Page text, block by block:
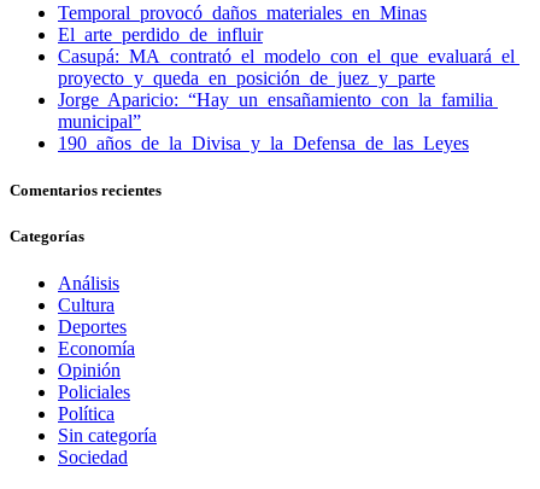
Temporal provocó daños materiales en Minas
El arte perdido de influir
Casupá: MA contrató el modelo con el que evaluará el
proyecto y queda en posición de juez y parte
Jorge Aparicio: “Hay un ensañamiento con la familia
municipal”
190 años de la Divisa y la Defensa de las Leyes
Comentarios recientes
Categorías
Análisis
Cultura
Deportes
Economía
Opinión
Policiales
Política
Sin categoría
Sociedad